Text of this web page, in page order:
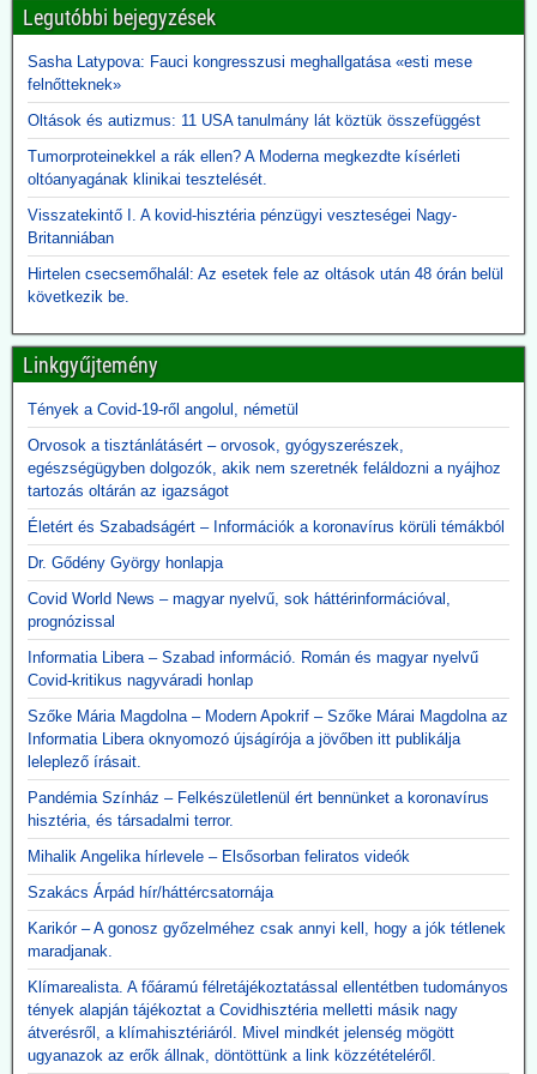
2026.06.10. JonFleetwood.com: Kennedy
a Gavi finanszírozását
Egy évvel ezelőtt Robert F. Kennedy Jr. egészségügyi miniszter
visszavonta a Gavi számára nyújtott, évi több száz millió dolláros
amerikai támogatást, hivatkozva a DTP-oltással összefüggésbe
hozható gyermekhalálesetekre.
Kennedy arra kérte a Gavi-t, hogy „állítsa vissza a közbizalmat, és
igazolja azt a 8 milliárd dollárt, amelyet Amerika 2001 óta nyújtott
finanszírozásként”.
Rubio külügyminiszter azonban most közölte, hogy - az afrikai
ebola-esetekre tekintettel - folytatják a Gavi finanszírozását. A
közbizalom Gavi általi visszaszerzéséről Rubio nem ejtett szót.
2026.06.09. 24.hu: A 300 milliárdért beszerzett,
használhatatlan lélegeztetőgépek tárolása eddig
2,3 milliárdba került
A kormány felülvizsgálja a koronavírus idején beszerzett
lélegeztetőgépek ügyét. A járvány alatt közel 300 milliárd forint
értékben szerzett be gépeket az Orbán-kormány annak ellenére,
hogy a szakmai szervezetek világossá tették, hogy nincs elég
ember ennyi gép üzemeltetésére. A kormány felülvizsgálja az akkor
kötött szerződéseket, a vizsgálatot pedig a Külügyminisztérium
folytatja majd le, azonnali hatállyal.
A használhatatlan lélegeztetőgépek tárolása is horribilis összegbe
került: több mint 2,3 milliárd forint volt eddig a raktárköltség.
Közzétevő: Teljesen mellékes, hogy volt-e (van-e) elég ember ennyi
gép üzemeltetésére. A gépek használata kontraproduktív, nem
gyógyítja az influenzás beteget, hanem sietteti, elősegíti halálukat.
Erre több bejegyzésben felhívtuk a figyelmet. Beszerzésük egy célt
szolgált: a 120 milliárd lenyúlását. Ennyi volt a különbség a
gyárkapunál érvényes ár, és a magyar adófizető által kifizetett 300
milliárd között.
A gépek vásárlása emellett hozzájárult a pszichoterrorhoz, ami
aztán ahhoz vezetett, hogy az emberek önként sorba álltak, hogy
fölvehessék a génterápiás oltást.
2026.05.12. JonFletwood.com: A Moderna
megerősítette, hogy új mRNS-bázisú
influenzaoltása hatszor több súlyos mellékhatást
okoz
A New England Journal of Medicine által nemrég közzétett, 3. szintű
tanulmány megerősítette, hogy a Moderna kísérleti mRNS-alapú
szezonális influenzaoltóanyaga, az mRNA-1010, a szokásos
Legutóbbi bejegyzések
Sasha Latypova: Fauci kongresszusi meghallgatása «esti mese
felnőtteknek»
Oltások és autizmus: 11 USA tanulmány lát köztük összefüggést
Tumorproteinekkel a rák ellen? A Moderna megkezdte kísérleti
oltóanyagának klinikai tesztelését.
Visszatekintő I. A kovid-hisztéria pénzügyi veszteségei Nagy-
Britanniában
Hirtelen csecsemőhalál: Az esetek fele az oltások után 48 órán belül
következik be.
Linkgyűjtemény
Tények a Covid-19-ről angolul, németül
Orvosok a tisztánlátásért – orvosok, gyógyszerészek,
egészségügyben dolgozók, akik nem szeretnék feláldozni a nyájhoz
tartozás oltárán az igazságot
Életért és Szabadságért – Információk a koronavírus körüli témákból
Dr. Gődény György honlapja
Covid World News – magyar nyelvű, sok háttérinformációval,
prognózissal
Informatia Libera – Szabad információ. Román és magyar nyelvű
Covid-kritikus nagyváradi honlap
Szőke Mária Magdolna – Modern Apokrif – Szőke Márai Magdolna az
Informatia Libera oknyomozó újságírója a jövőben itt publikálja
leleplező írásait.
Pandémia Színház – Felkészületlenül ért bennünket a koronavírus
hisztéria, és társadalmi terror.
Mihalik Angelika hírlevele – Elsősorban feliratos videók
Szakács Árpád hír/háttércsatornája
Karikór – A gonosz győzelméhez csak annyi kell, hogy a jók tétlenek
maradjanak.
Klímarealista. A főáramú félretájékoztatással ellentétben tudományos
tények alapján tájékoztat a Covidhisztéria melletti másik nagy
átverésről, a klímahisztériáról. Mivel mindkét jelenség mögött
ugyanazok az erők állnak, döntöttünk a link közzétételéről.